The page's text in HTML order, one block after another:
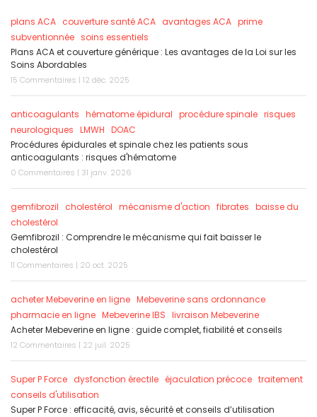
plans ACA couverture santé ACA avantages ACA prime
subventionnée soins essentiels
Plans ACA et couverture générique : Les avantages de la Loi sur les
Soins Abordables
15 Commentaires | 12 déc. 2025
anticoagulants hématome épidural procédure spinale risques
neurologiques LMWH DOAC
Procédures épidurales et spinale chez les patients sous
anticoagulants : risques d'hématome
0 Commentaires | 31 janv. 2026
gemfibrozil cholestérol mécanisme d'action fibrates baisse du
cholestérol
Gemfibrozil : Comprendre le mécanisme qui fait baisser le
cholestérol
11 Commentaires | 20 oct. 2025
acheter Mebeverine en ligne Mebeverine sans ordonnance
pharmacie en ligne Mebeverine IBS livraison Mebeverine
Acheter Mebeverine en ligne : guide complet, fiabilité et conseils
12 Commentaires | 22 juil. 2025
Super P Force dysfonction érectile éjaculation précoce traitement
conseils d'utilisation
Super P Force : efficacité, avis, sécurité et conseils d’utilisation